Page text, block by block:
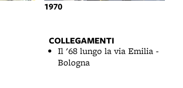
1970
COLLEGAMENTI
Il '68 lungo la via Emilia -
Bologna